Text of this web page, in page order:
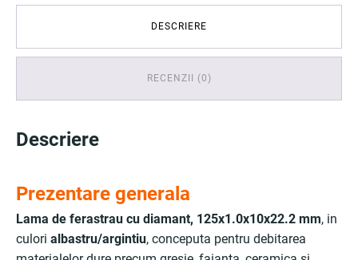
DESCRIERE
RECENZII (0)
Descriere
Prezentare generala
Lama de ferastrau cu diamant, 125x1.0x10x22.2 mm, in
culori albastru/argintiu, conceputa pentru debitarea